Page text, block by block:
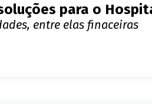
para o
entre elas finaceiras